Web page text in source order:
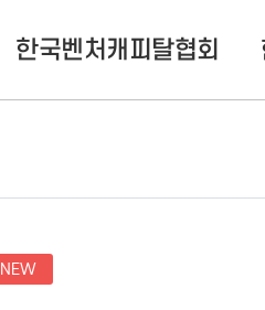
한국벤처캐피탈협회
NEW